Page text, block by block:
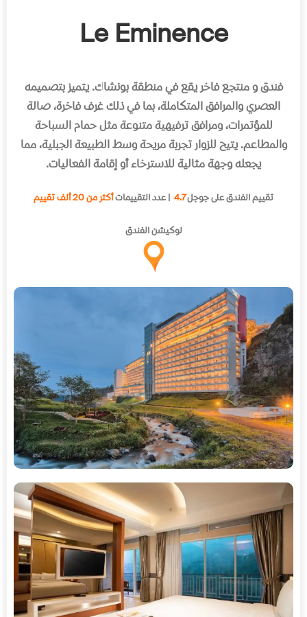
Le Eminence
فندق و منتجع فاخر يقع في منطقة بونشاك.يتميز بتصميمه
العصري والمرافق المتكاملة، بما في ذلك غرف فاخرة، صالة
للمؤتمرات، ومرافق ترفيهية متنوعة مثل حمام السباحة
والمطاعم.يتيح للزوار تجربة مريحة وسط الطبيعة الجبلية، مما
يجعله وجهة مثالية للاسترخاء أو إقامة الفعاليات.
تقييم الفندق على جوجل4.7 | عدد التقييماتأكثر من 20 ألف تقييم
لوكيشن الفندق